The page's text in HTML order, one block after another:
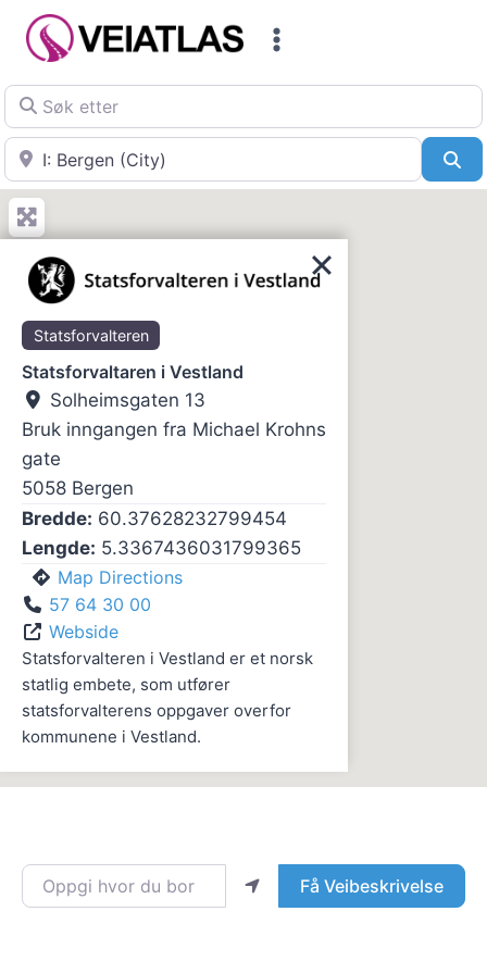
Skip
Søk etter
Nær
Oppgi hvor du bor Få Veibeskrivelse
Statsforvalteren
Statsforvaltaren i Vestland
Solheimsgaten 13
Bruk inngangen fra Michael Krohns
gate
5058 Bergen
Bredde: 60.37628232799454
Lengde: 5.3367436031799365
Map Directions
57 64 30 00
Webside
Statsforvalteren i Vestland er et norsk
statlig embete, som utfører
statsforvalterens oppgaver overfor
kommunene i Vestland.